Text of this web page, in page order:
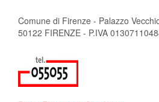
Comune di Firenze - Palazzo
50122 FIRENZE - P.IVA